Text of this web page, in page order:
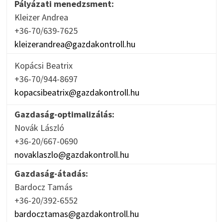
Pályázati menedzsment:
Kleizer Andrea
+36-70/639-7625
kleizerandrea@gazdakontroll.hu
Kopácsi Beatrix
+36-70/944-8697
kopacsibeatrix@gazdakontroll.hu
Gazdaság-optimalizálás:
Novák László
+36-20/667-0690
novaklaszlo@gazdakontroll.hu
Gazdaság-átadás:
Bardocz Tamás
+36-20/392-6552
bardocztamas@gazdakontroll.hu